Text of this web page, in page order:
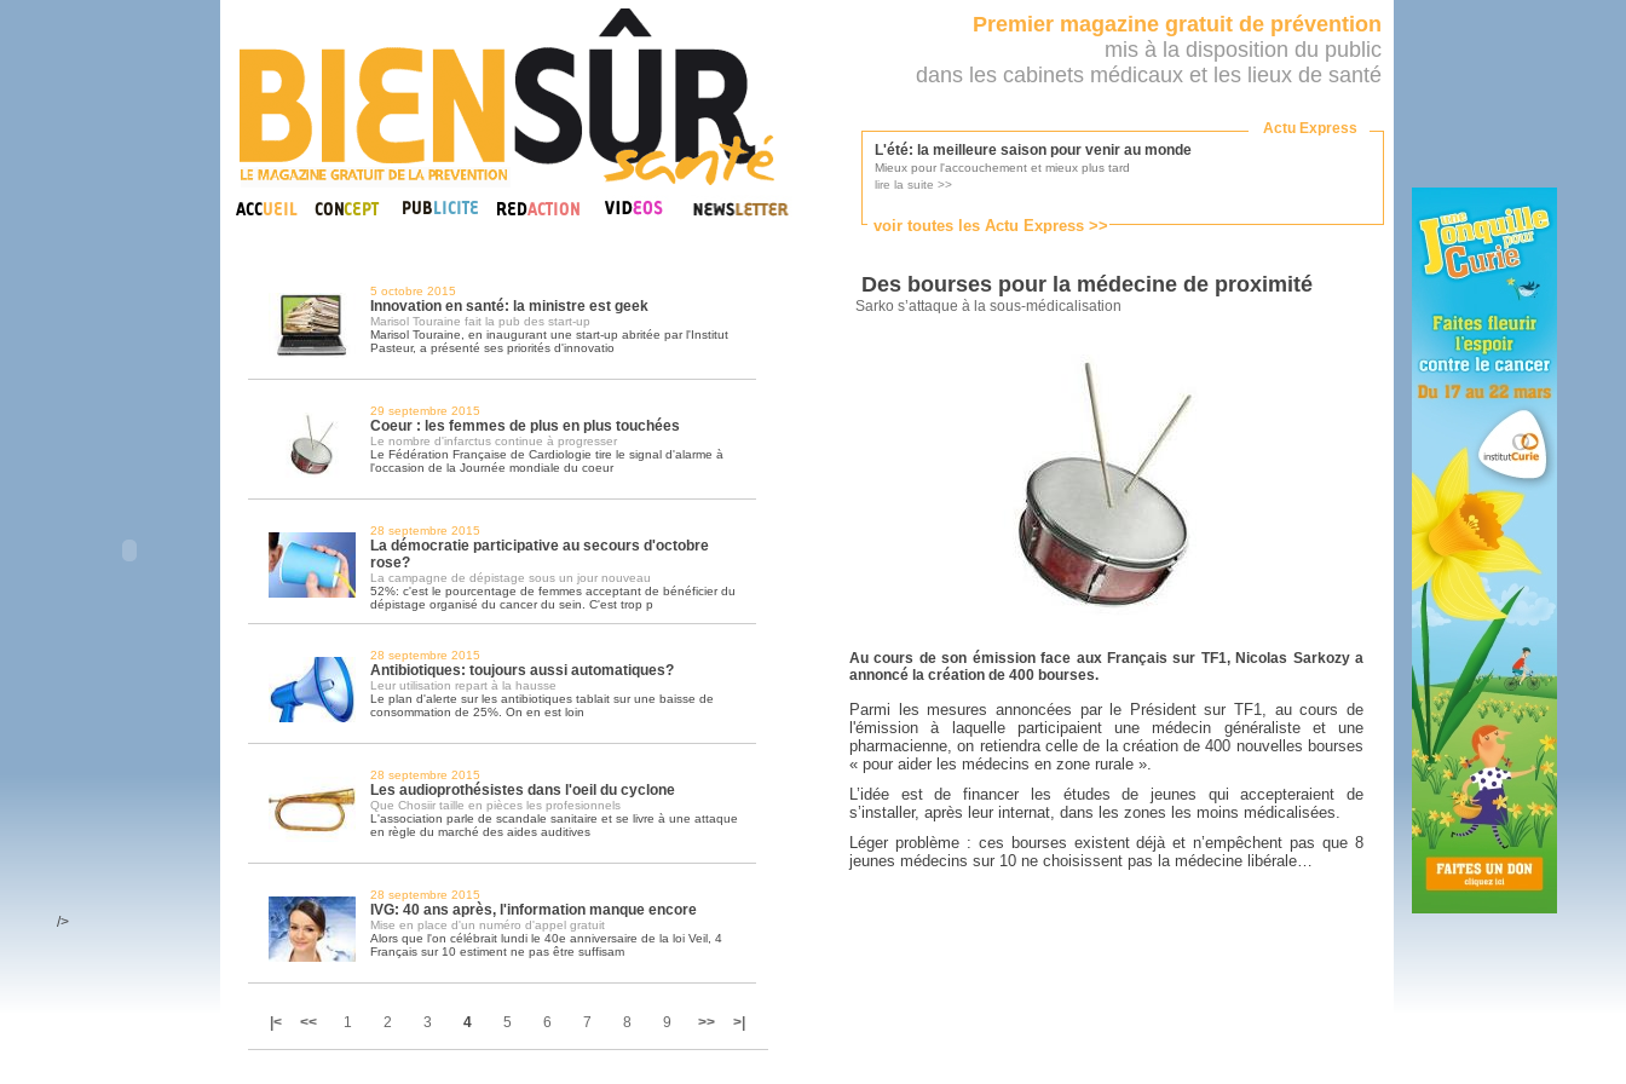
Premier magazine gratuit de prévention
mis à la disposition du public
dans les cabinets médicaux et les lieux de santé
Actu Express
voir toutes les Actu Express >>
L'été: la meilleure saison pour venir au monde
Mieux pour l'accouchement et mieux plus tard
lire la suite >>
Consultés par l'Ordre des médecins, pas par le ministère...
lire la suite >>
Une campagne de pub pour aimer son médecin
DMP, l'Arlésienne va devenir réalité
Déploiement prévu au 4ème trimestre 2016
Soins palliatifs: 40 millions de plus en 2016
La journée mondiale des soins palliatifs n'a pas été inutile
5 octobre 2015
Innovation en santé: la ministre est geek
Marisol Touraine fait la pub des start-up
Marisol Touraine, en inaugurant une start-up abritée par l'Institut
Pasteur, a présenté ses priorités d'innovatio
29 septembre 2015
Coeur : les femmes de plus en plus touchées
Le nombre d'infarctus continue à progresser
Le Fédération Française de Cardiologie tire le signal d'alarme à
l'occasion de la Journée mondiale du coeur
28 septembre 2015
La démocratie participative au secours d'octobre
rose?
La campagne de dépistage sous un jour nouveau
52%: c'est le pourcentage de femmes acceptant de bénéficier du
dépistage organisé du cancer du sein. C'est trop p
28 septembre 2015
Antibiotiques: toujours aussi automatiques?
Leur utilisation repart à la hausse
Le plan d'alerte sur les antibiotiques tablait sur une baisse de
consommation de 25%. On en est loin
28 septembre 2015
Les audioprothésistes dans l'oeil du cyclone
Que Chosiir taille en pièces les profesionnels
L'association parle de scandale sanitaire et se livre à une attaque
en règle du marché des aides auditives
28 septembre 2015
IVG: 40 ans après, l'information manque encore
Mise en place d'un numéro d'appel gratuit
Alors que l'on célébrait lundi le 40e anniversaire de la loi Veil, 4
Français sur 10 estiment ne pas être suffisam
|< << 1 2 3 4 5 6 7 8 9 >> >|
Des bourses pour la médecine de proximité
Sarko s’attaque à la sous-médicalisation
Au cours de son émission face aux Français sur TF1, Nicolas Sarkozy a
annoncé la création de 400 bourses.
Parmi les mesures annoncées par le Président sur TF1, au cours de
l'émission à laquelle participaient une médecin généraliste et une
pharmacienne, on retiendra celle de la création de 400 nouvelles bourses
« pour aider les médecins en zone rurale ».
L’idée est de financer les études de jeunes qui accepteraient de
s’installer, après leur internat, dans les zones les moins médicalisées.
Léger problème : ces bourses existent déjà et n’empêchent pas que 8
jeunes médecins sur 10 ne choisissent pas la médecine libérale…
/>